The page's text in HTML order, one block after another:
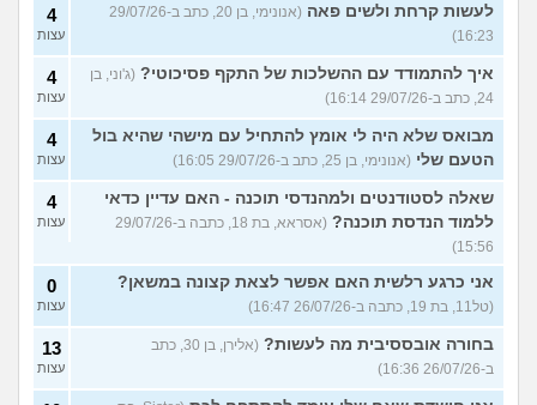
לעשות קרחת ולשים פאה
(אנונימי, בן 20, כתב ב-29/07/26
16:23)
4
עצות
איך להתמודד עם ההשלכות של התקף פסיכוטי? (ג'וני, בן
24, כתב ב-29/07/26 16:14)
4
עצות
מבואס שלא היה לי אומץ להתחיל עם מישהי שהיא בול
הטעם שלי (אנונימי, בן 25, כתב ב-29/07/26 16:05)
4
עצות
שאלה לסטודנטים ולמהנדסי תוכנה - האם עדיין כדאי
ללמוד הנדסת תוכנה?
(אסראא, בת 18, כתבה ב-29/07/26
15:56)
4
עצות
אני כרגע רלשית האם אפשר לצאת קצונה במשאן?
(טל11, בת 19, כתבה ב-26/07/26 16:47)
0
עצות
בחורה אובססיבית מה לעשות?
(אלירן, בן 30, כתב
ב-26/07/26 16:36)
13
עצות